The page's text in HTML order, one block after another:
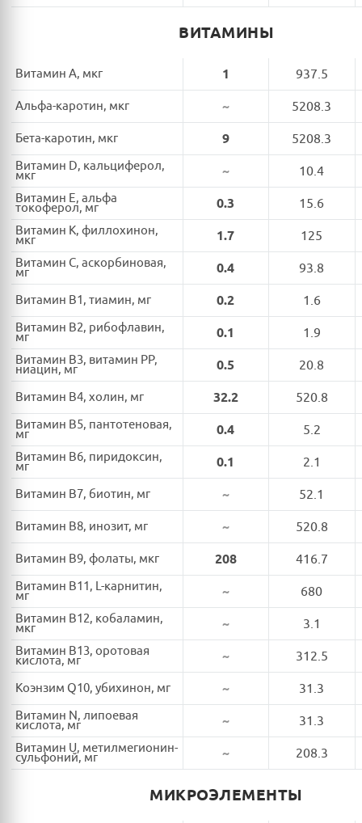
ВИТАМИНЫ
Витамин A, мкг 1 937.5
Альфа-каротин, мкг ~ 5208.3
Бета-каротин, мкг 9 5208.3
Витамин D, кальциферол,
мкг ~ 10.4
Витамин E, альфа
токоферол, мг 0.3 15.6
Витамин K, филлохинон,
мкг 1.7 125
Витамин C, аскорбиновая,
мг 0.4 93.8
Витамин B1, тиамин, мг 0.2 1.6
Витамин B2, рибофлавин,
мг 0.1 1.9
Витамин B3, витамин PP,
ниацин, мг 0.5 20.8
Витамин B4, холин, мг 32.2 520.8
Витамин B5, пантотеновая,
мг 0.4 5.2
Витамин B6, пиридоксин,
мг 0.1 2.1
Витамин B7, биотин, мг ~ 52.1
Витамин B8, инозит, мг ~ 520.8
Витамин B9, фолаты, мкг 208 416.7
Витамин B11, L-карнитин,
мг ~ 680
Витамин B12, кобаламин,
мкг ~ 3.1
Витамин B13, оротовая
кислота, мг ~ 312.5
Коэнзим Q10, убихинон, мг ~ 31.3
Витамин N, липоевая
кислота, мг ~ 31.3
Витамин U, метилмегионин-
сульфоний, мг ~ 208.3
МИКРОЭЛЕМЕНТЫ